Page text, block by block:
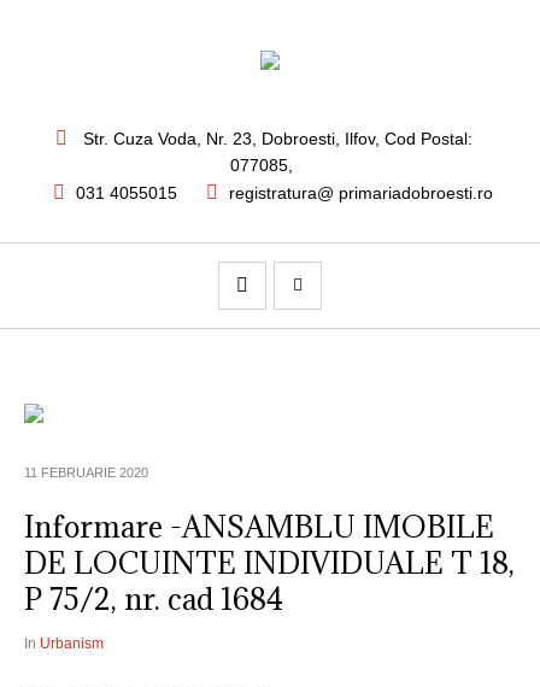
Str. Cuza Voda, Nr. 23 Dobroesti, Ilfov, Cod Postal:
077085,
031 4055015
registratura@ primariadobroesti.ro
11 FEBRUARIE 2020
Informare -ANSAMBLU IMOBILE
DE LOCUINTE INDIVIDUALE T 18,
P 75/2, nr. cad 1684
In Urbanism